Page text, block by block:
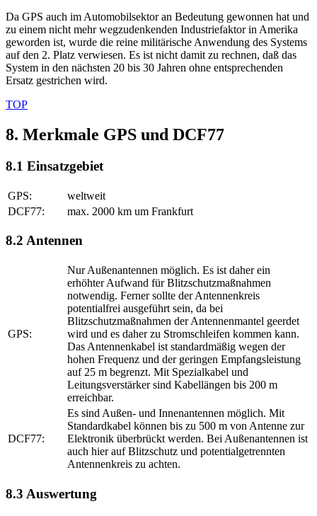
Da GPS auch im Automobilsektor an Bedeutung gewonnen hat und
zu einem nicht mehr wegzudenkenden Industriefaktor in Amerika
geworden ist, wurde die reine militärische Anwendung des Systems
auf den 2. Platz verwiesen. Es ist nicht damit zu rechnen, daß das
System in den nächsten 20 bis 30 Jahren ohne entsprechenden
Ersatz gestrichen wird.
TOP
8. Merkmale GPS und DCF77
8.1 Einsatzgebiet
GPS:
weltweit
DCF77:
max. 2000 km um Frankfurt
8.2 Antennen
GPS:
Nur Außenantennen möglich. Es ist daher ein
erhöhter Aufwand für Blitzschutzmaßnahmen
notwendig. Ferner sollte der Antennenkreis
potentialfrei ausgeführt sein, da bei
Blitzschutzmaßnahmen der Antennenmantel geerdet
wird und es daher zu Stromschleifen kommen kann.
Das Antennenkabel ist standardmäßig wegen der
hohen Frequenz und der geringen Empfangsleistung
auf 25 m begrenzt. Mit Spezialkabel und
Leitungsverstärker sind Kabellängen bis 200 m
erreichbar.
DCF77:
Es sind Außen- und Innenantennen möglich. Mit
Standardkabel können bis zu 500 m von Antenne zur
Elektronik überbrückt werden. Bei Außenantennen ist
auch hier auf Blitzschutz und potentialgetrennten
Antennenkreis zu achten.
8.3 Auswertung